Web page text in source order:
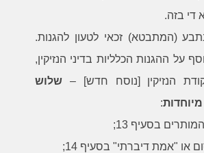
די בזה.
(המתבטא) זכאי לטעון להגנות.
על ההגנות הכלליות בדיני הנזיקין,
הנזיקין [נוסח חדש] –שלוש
:
בסעיף 13;
"אמת דיברתי" בסעיף 14;